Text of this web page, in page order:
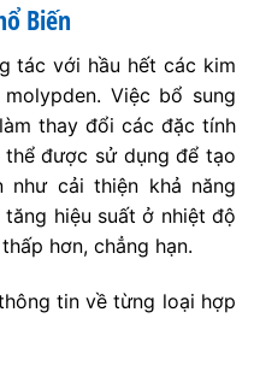
Biến
tác với hầu hết các kim
Việc bổ sung
thay đổi các đặc tính
được sử dụng để tạo
như cải thiện khả năng
hiệu suất ở nhiệt độ
hơn, chẳng hạn.
tin về từng loại hợp